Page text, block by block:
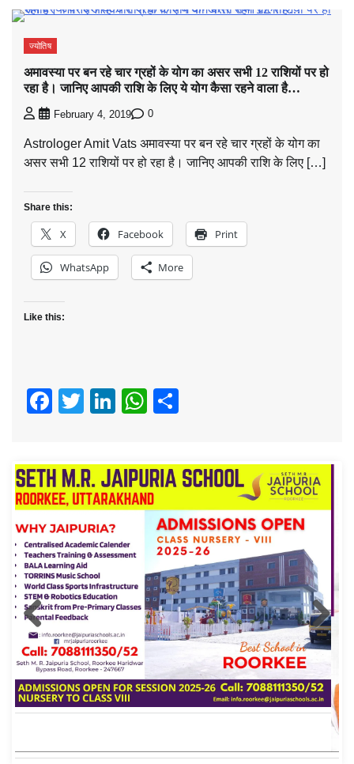
ज्योतिष
अमावस्या पर बन रहे चार ग्रहों के योग का असर सभी 12 राशियों पर हो
रहा है। जानिए आपकी राशि के लिए ये योग कैसा रहने वाला है…
February 4, 2019 0
Astrologer Amit Vats अमावस्या पर बन रहे चार ग्रहों के योग का
असर सभी 12 राशियों पर हो रहा है। जानिए आपकी राशि के लिए […]
Share this:
X Facebook Print
WhatsApp More
Like this:
Facebook
TwitterLinkedIn
WhatsApp